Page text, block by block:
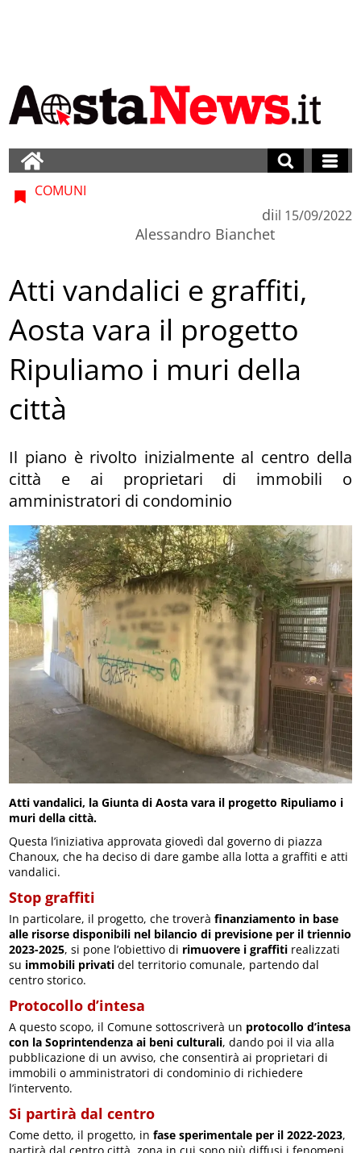
COMUNI
di
Alessandro Bianchet
il 15/09/2022
Atti vandalici e graffiti,
Aosta vara il progetto
Ripuliamo i muri della
città
Il piano è rivolto inizialmente al centro della
città e ai proprietari di immobili o
amministratori di condominio
Atti vandalici, la Giunta di Aosta vara il progetto Ripuliamo i
muri della città.
Questa l’iniziativa approvata giovedì dal governo di piazza
Chanoux, che ha deciso di dare gambe alla lotta a graffiti e atti
vandalici.
Stop graffiti
In particolare, il progetto, che troveràfinanziamento in base
alle risorse disponibili nel bilancio di previsione per il triennio
2023-2025, si pone l’obiettivo di rimuovere i graffiti realizzati
su immobili privati del territorio comunale, partendo dal
centro storico.
Protocollo d’intesa
A questo scopo, il Comune sottoscriverà un protocollo d’intesa
con la Soprintendenza ai beni culturali, dando poi il via alla
pubblicazione di un avviso, che consentirà ai proprietari di
immobili o amministratori di condominio di richiedere
l’intervento.
Si partirà dal centro
Come detto, il progetto, infase sperimentale per il 2022-2023,